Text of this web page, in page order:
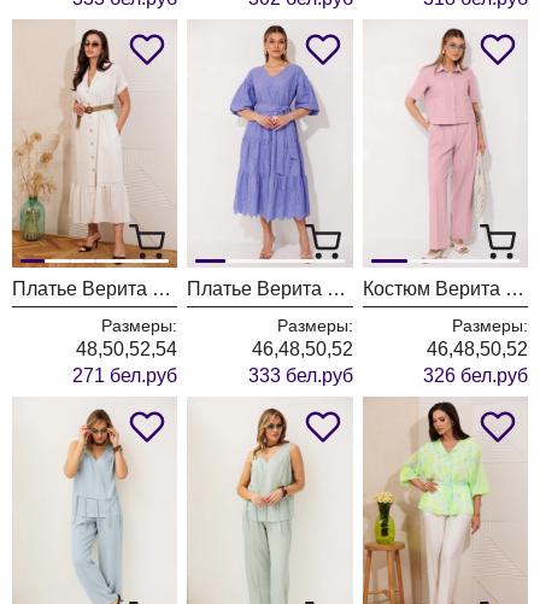
Платье Верита 2469
Размеры:
48,50,52,54
271 бел.руб
Платье Верита 2455 лиловый
Размеры:
46,48,50,52
333 бел.руб
Костюм Верита 2458 розовый
Размеры:
46,48,50,52
326 бел.руб